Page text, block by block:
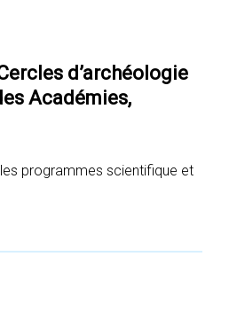
d’archéologie
Académies,
programmes scientifique et